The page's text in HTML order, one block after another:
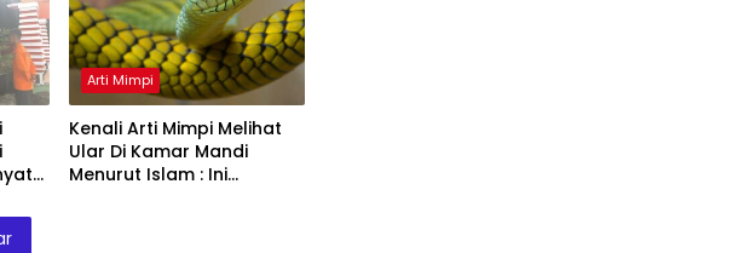
Arti Mimpi
Kenali Arti Mimpi Melihat
Ular Di Kamar Mandi
Menurut Islam : Ini